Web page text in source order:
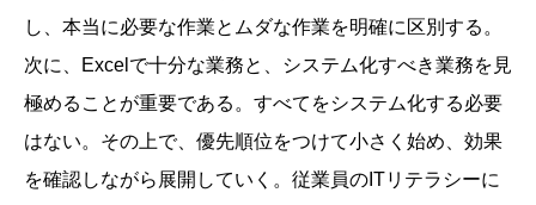
し、本当に必要な作業とムダな作業を明確に区別する。
次に、Excelで十分な業務と、システム化すべき業務を見
極めることが重要である。すべてをシステム化する必要
はない。その上で、優先順位をつけて小さく始め、効果
を確認しながら展開していく。従業員のITリテラシーに